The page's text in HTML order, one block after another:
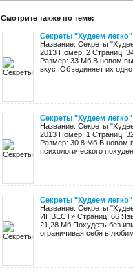
Смотрите также по теме:
Секреты "Худеем
Название: Секреты
2013 Номер: 2 Страниц:
Размер: 33 Мб В новом
вкус. Объединяет их
Секреты "Худеем
Название: Секреты
2013 Номер: 1 Страниц:
Размер: 30.8 Мб В новом
психологического
Секреты "Худеем
Название: Секреты
ИНВЕСТ» Страниц: 66
21,28 Мб Похудеть без
ограничивая себя в